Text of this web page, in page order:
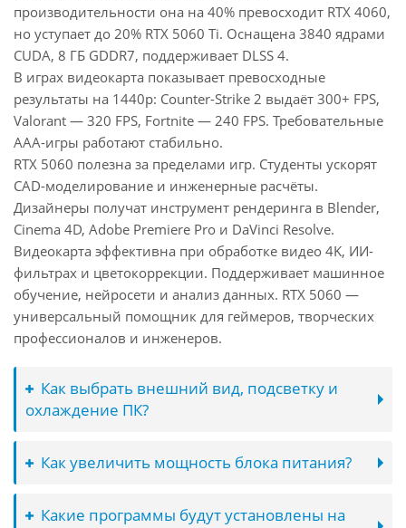
производительности она на 40% превосходит RTX 4060,
но уступает до 20% RTX 5060 Ti. Оснащена 3840 ядрами
CUDA, 8 ГБ GDDR7, поддерживает DLSS 4.
В играх видеокарта показывает превосходные
результаты на 1440p: Counter-Strike 2 выдаёт 300+ FPS,
Valorant — 320 FPS, Fortnite — 240 FPS. Требовательные
AAA-игры работают стабильно.
RTX 5060 полезна за пределами игр. Студенты ускорят
CAD-моделирование и инженерные расчёты.
Дизайнеры получат инструмент рендеринга в Blender,
Cinema 4D, Adobe Premiere Pro и DaVinci Resolve.
Видеокарта эффективна при обработке видео 4K, ИИ-
фильтрах и цветокоррекции. Поддерживает машинное
обучение, нейросети и анализ данных. RTX 5060 —
универсальный помощник для геймеров, творческих
профессионалов и инженеров.
Как выбрать внешний вид, подсветку и
охлаждение ПК?
Как увеличить мощность блока питания?
Какие программы будут установлены на